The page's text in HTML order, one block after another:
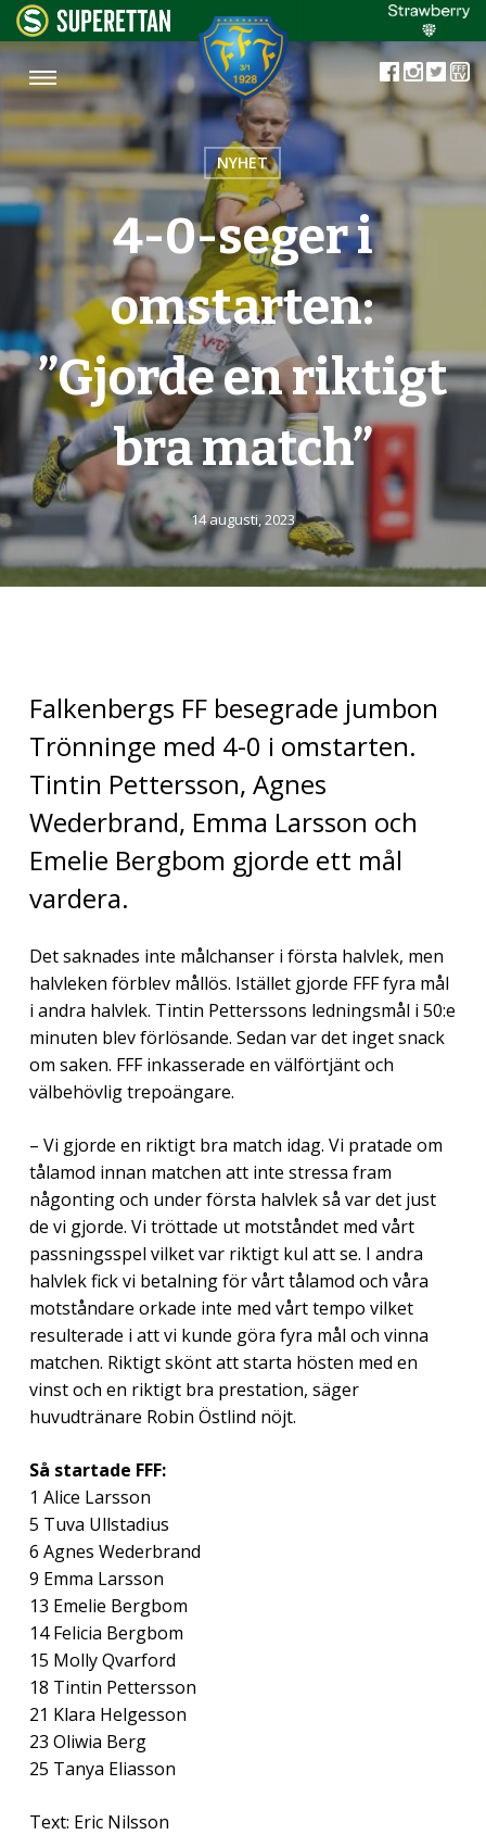
NYHET
4-0-seger i
omstarten:
”Gjorde en riktigt
bra match”
14 augusti, 2023
Falkenbergs FF besegrade jumbon
Trönninge med 4-0 i omstarten.
Tintin Pettersson, Agnes
Wederbrand, Emma Larsson och
Emelie Bergbom gjorde ett mål
vardera.
Det saknades inte målchanser i första halvlek, men
halvleken förblev mållös. Istället gjorde FFF fyra mål
i andra halvlek. Tintin Petterssons ledningsmål i 50:e
minuten blev förlösande. Sedan var det inget snack
om saken. FFF inkasserade en välförtjänt och
välbehövlig trepoängare.
– Vi gjorde en riktigt bra match idag. Vi pratade om
tålamod innan matchen att inte stressa fram
någonting och under första halvlek så var det just
de vi gjorde. Vi tröttade ut motståndet med vårt
passningsspel vilket var riktigt kul att se. I andra
halvlek fick vi betalning för vårt tålamod och våra
motståndare orkade inte med vårt tempo vilket
resulterade i att vi kunde göra fyra mål och vinna
matchen. Riktigt skönt att starta hösten med en
vinst och en riktigt bra prestation, säger
huvudtränare Robin Östlind nöjt.
Så startade FFF:
1 Alice Larsson
5 Tuva Ullstadius
6 Agnes Wederbrand
9 Emma Larsson
13 Emelie Bergbom
14 Felicia Bergbom
15 Molly Qvarford
18 Tintin Pettersson
21 Klara Helgesson
23 Oliwia Berg
25 Tanya Eliasson
Text: Eric Nilsson